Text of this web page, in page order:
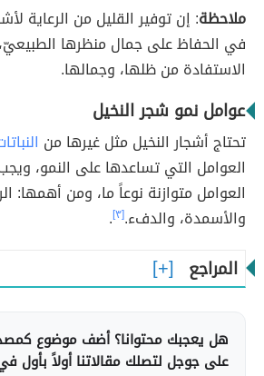
ملاحظة: إن توفير القليل من الرعاية
في الحفاظ على جمال منظرها
الاستفادة من ظلها، وجمالها.
عوامل نمو شجر النخيل
تحتاج أشجار النخيل مثل غيرها من
العوامل التي تساعدها على النمو،
العوامل متوازنة نوعاً ما، ومن أهمها:
والأسمدة، والدفء.[٣] .
المراجع
هل يعجبك محتوانا؟ أضف موضوع
على جوجل لتصلك مقالاتنا أولاً بأول